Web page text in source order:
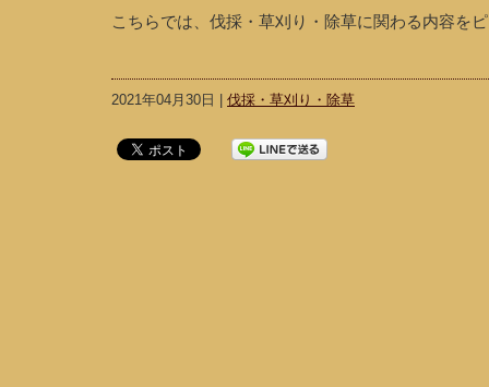
こちらでは、伐採・草刈り・除草に関わる内容を
2021年04月30日 | 伐採・草刈り・除草